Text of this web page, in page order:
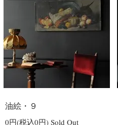
油絵・９
0円(税込0円) Sold Out